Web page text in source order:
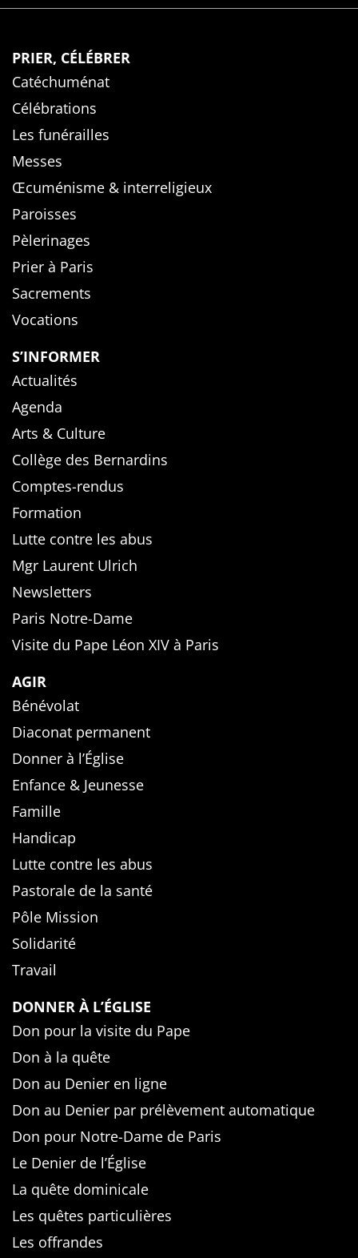
PRIER, CÉLÉBRER
Catéchuménat
Célébrations
Les funérailles
Messes
Œcuménisme & interreligieux
Paroisses
Pèlerinages
Prier à Paris
Sacrements
Vocations
S’INFORMER
Actualités
Agenda
Arts & Culture
Collège des Bernardins
Comptes-rendus
Formation
Lutte contre les abus
Mgr Laurent Ulrich
Newsletters
Paris Notre-Dame
Visite du Pape Léon XIV à Paris
AGIR
Bénévolat
Diaconat permanent
Donner à l’Église
Enfance & Jeunesse
Famille
Handicap
Lutte contre les abus
Pastorale de la santé
Pôle Mission
Solidarité
Travail
DONNER À L’ÉGLISE
Don pour la visite du Pape
Don à la quête
Don au Denier en ligne
Don au Denier par prélèvement automatique
Don pour Notre-Dame de Paris
Le Denier de l’Église
La quête dominicale
Les quêtes particulières
Les offrandes